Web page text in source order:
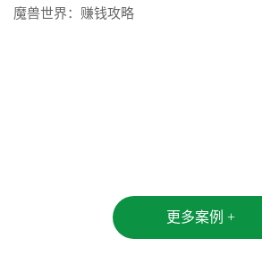
魔兽世界：赚钱攻略
魔兽世界：赚钱攻略
更多案例 +